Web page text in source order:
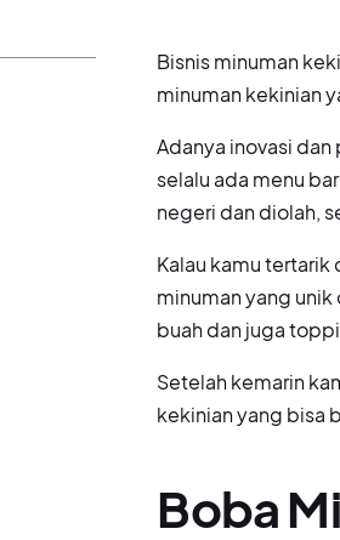
Bisnis minuman
minuman kekinian
Adanya inovasi
selalu ada menu
negeri dan diolah,
Kalau kamu
minuman yang
buah dan juga
Setelah kemarin
kekinian yang bisa
Boba